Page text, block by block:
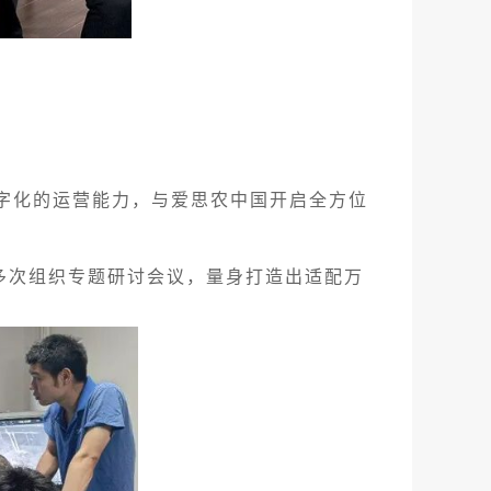
的运营能力，与爱思农中国开启全方位
组织专题研讨会议，量身打造出适配万